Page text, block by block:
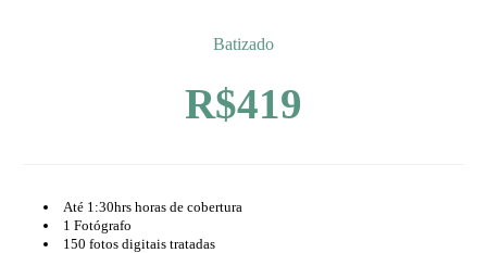
Batizado
R$419
Até 1:30hrs horas de cobertura
1 Fotógrafo
150 fotos digitais tratadas